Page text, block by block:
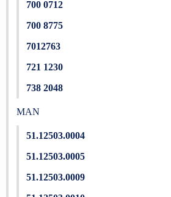
700 0712
700 8775
7012763
721 1230
738 2048
MAN
51.12503.0004
51.12503.0005
51.12503.0009